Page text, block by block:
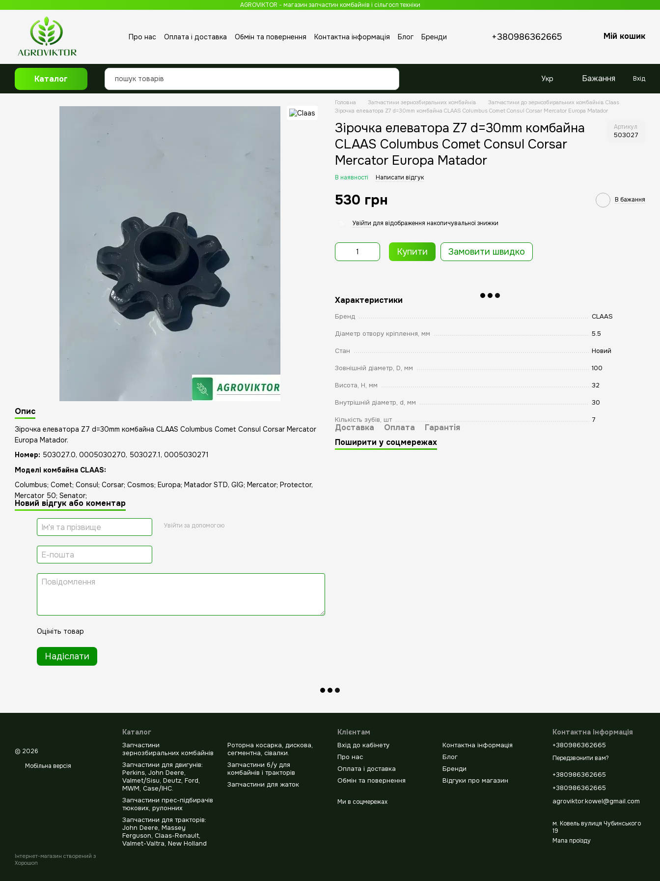
AGROVIKTOR - магазин запчастин комбайнів і сільгосп техніки
Про нас Оплата і доставка Обмін та повернення Контактна інформація Блог
Бренди
+380986362665 Мій кошик
Каталог Укр Бажання Вхід
Опис
Зірочка елеватора Z7 d=30mm комбайна CLAAS Columbus Comet Consul Corsar Mercator
Europa Matador.
Номер: 503027.0, 0005030270, 503027.1, 0005030271
Моделі комбайна CLAAS:
Columbus; Comet; Consul; Corsar; Cosmos; Europa; Matador STD, GIG; Mercator; Protector,
Mercator 50; Senator;
Новий відгук або коментар
Увійти за допомогою
Оцініть товар
Надіслати
Головна Запчастини зернозбиральних комбайнів
Запчастини до зернозбиральних комбайнів Claas
Зірочка елеватора Z7 d=30mm комбайна CLAAS Columbus Comet Consul Corsar Mercator Europa Matador
Зірочка елеватора Z7 d=30mm комбайна
CLAAS Columbus Comet Consul Corsar
Mercator Europa Matador
Артикул
503027
В наявності Написати відгук
530 грн В бажання
Увійти для відображення накопичувальної знижки
Купити Замовити швидко
Характеристики
Бренд CLAAS
Діаметр отвору кріплення, мм 5.5
Стан Новий
Зовнішній діаметр, D, мм 100
Висота, Н, мм 32
Внутрішній діаметр, d, мм 30
Кількість зубів, шт 7
Доставка Оплата
Гарантія
Поширити у соцмережах
© 2026
Мобільна версія
Інтернет-магазин створений з
Хорошоп
Каталог
Запчастини
зернозбиральних комбайнів
Запчастини для двигунів:
Perkins, John Deere,
Valmet/Sisu, Deutz, Ford,
MWM, Case/IHC.
Запчастини прес-підбирачів
тюкових, рулонних
Запчастини для тракторів:
John Deere, Massey
Ferguson, Claas-Renault,
Valmet-Valtra, New Holland
Роторна косарка, дискова,
сегментна, сівалки.
Запчастини б/у для
комбайнів і тракторів
Запчастини для жаток
Клієнтам
Вхід до кабінету
Про нас
Оплата і доставка
Обмін та повернення
Контактна інформація
Блог
Бренди
Відгуки про магазин
Ми в соцмережах
Контактна інформація
+380986362665
Передзвонити вам?
+380986362665
+380986362665
agroviktor.kowel@gmail.com
м. Ковель вулиця Чубинського
19
Мапа проїзду